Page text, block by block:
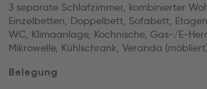
3 separate Schlafzimmer, kombinierter
Einzelbetten, Doppelbett, Sofabett,
WC, Klimaanlage, Kochnische, Gas-/E-
Mikrowelle, Kühlschrank, Veranda (möbliert)
Belegung